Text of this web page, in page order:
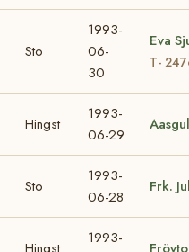
Sto
1993-
06-
30
Eva
T-
Hingst
1993-
06-29
Sto
1993-
06-28
Frk.
Hingst
1993-